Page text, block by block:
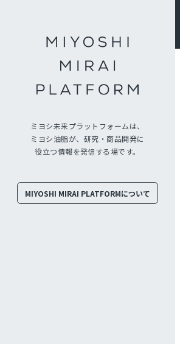
ミヨシ未来プラットフォームは、
ミヨシ油脂が、研究・商品開発に
役立つ情報を発信する場です。
MIYOSHI MIRAI PLATFORMについて